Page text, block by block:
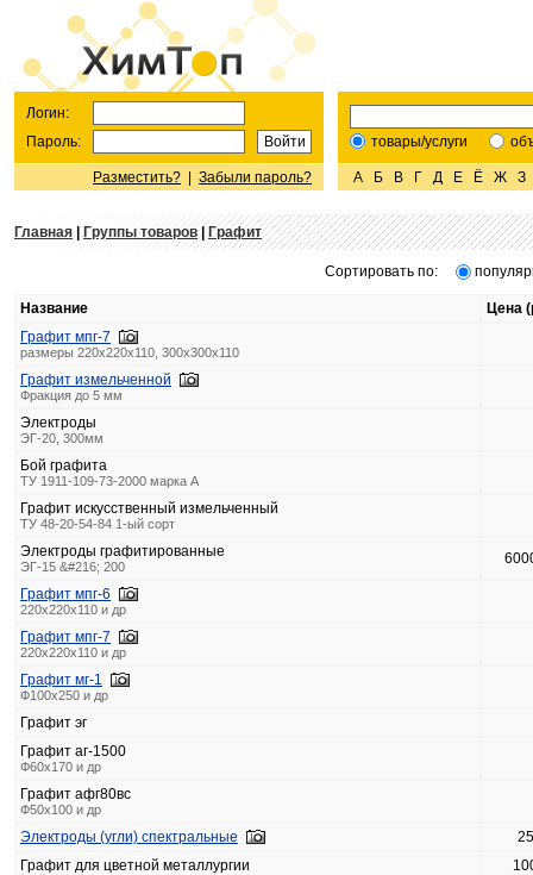
Логин:
Пароль:
Разместить? Забыли пароль?
товары/услуги
А Б В Г Д Е Ё Ж З
Главная Группы товаров|Графит
Сортировать по:
Название
Цена
Графит мпг-7
размеры 220х220х110, 300х300х110
Графит измельченной
Фракция до 5 мм
Электроды
ЭГ-20, 300мм
Бой графита
ТУ 1911-109-73-2000 марка А
Графит искусственный измельченный
ТУ 48-20-54-84 1-ый сорт
Электроды графитированные
ЭГ-15 &#216; 200
Графит мпг-6
220x220x110 и др
Графит мпг-7
220x220x110 и др
Графит мг-1
Ф100х250 и др
Графит эг
Графит аг-1500
Ф60х170 и др
Графит афг80вс
Ф50х100 и др
Электроды (угли) спектральные
Графит для цветной металлургии